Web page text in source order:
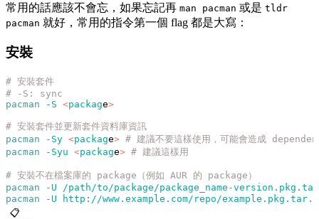
常用的話應該不會忘，如果忘記再 man pacman 或是 tldr
pacman 就好，常用的指令第一個 flag 都是大寫：
安裝
# 安裝套件
# -S: sync
pacman -S <package>
# 安裝套件並更新套件資料庫資訊
pacman -Sy <package> # 建議不要這樣使用，可能會造成
pacman -Syu <package> # 建議這樣用
# 安裝不在檔案庫的 package（例如 AUR 的 package）
pacman -U /path/to/package/package_name-
pacman -U http://www.example.com/repo/
📋